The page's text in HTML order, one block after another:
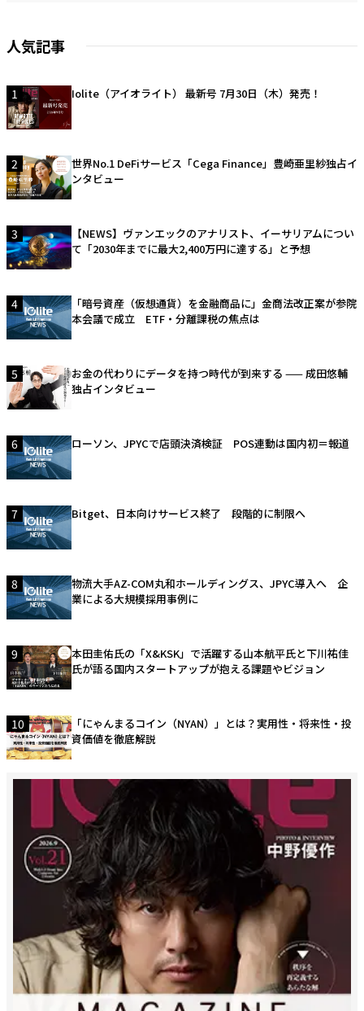
人気記事
1 Iolite（アイオライト） 最新号 7月30日（木）発売！
2
世界No.1 DeFiサービス「Cega Finance」豊崎亜里紗独占イ
ンタビュー
3
【NEWS】ヴァンエックのアナリスト、イーサリアムについ
て「2030年までに最大2,400万円に達する」と予想
4
「暗号資産（仮想通貨）を金融商品に」金商法改正案が参院
本会議で成立 ETF・分離課税の焦点は
5
お金の代わりにデータを持つ時代が到来する —— 成田悠輔
独占インタビュー
6 ローソン、JPYCで店頭決済検証 POS連動は国内初＝報道
7 Bitget、日本向けサービス終了 段階的に制限へ
8
物流大手AZ-COM丸和ホールディングス、JPYC導入へ 企
業による大規模採用事例に
9
本田圭佑氏の「X&KSK」で活躍する山本航平氏と下川祐佳
氏が語る国内スタートアップが抱える課題やビジョン
10
「にゃんまるコイン（NYAN）」とは？実用性・将来性・投
資価値を徹底解説